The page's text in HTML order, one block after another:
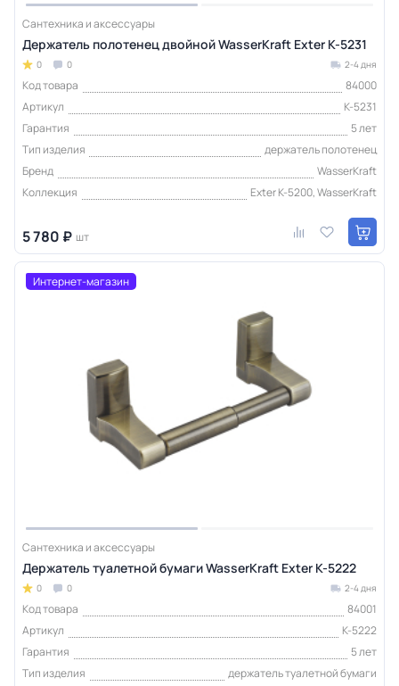
Сантехника и аксессуары
Держатель полотенец двойной WasserKraft Exter K-5231
0 0 2-4 дня
Код товара
84000
Артикул
K-5231
Гарантия
5 лет
Тип изделия
держатель полотенец
Бренд
WasserKraft
Коллекция
Exter K-5200, WasserKraft
5 780 ₽ шт
Интернет-магазин
Сантехника и аксессуары
Держатель туалетной бумаги WasserKraft Exter K-5222
0 0 2-4 дня
Код товара
84001
Артикул
K-5222
Гарантия
5 лет
Тип изделия
держатель туалетной бумаги